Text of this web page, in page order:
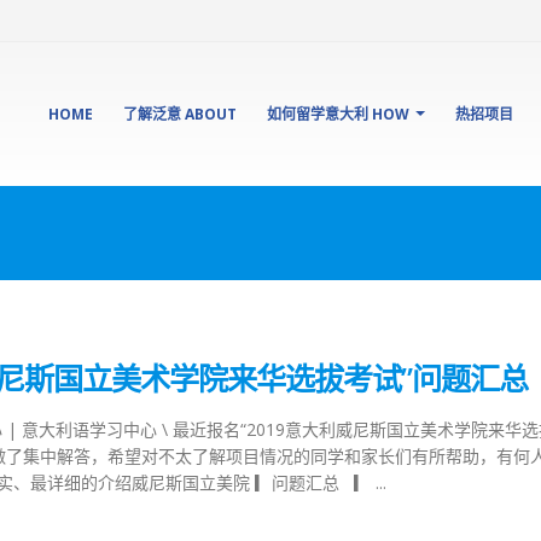
HOME 了解泛意 ABOUT 如何留学意大利 HOW 热招项目
斯国立美术学院来华选拔考试”问题汇总
意大利语学习中心 \ 最近报名“2019意大利威尼斯国立美术学院来华选
集中解答，希望对不太了解项目情况的同学和家长们有所帮助，有何
、最详细的介绍威尼斯国立美院 ▎问题汇总 ▎ ...